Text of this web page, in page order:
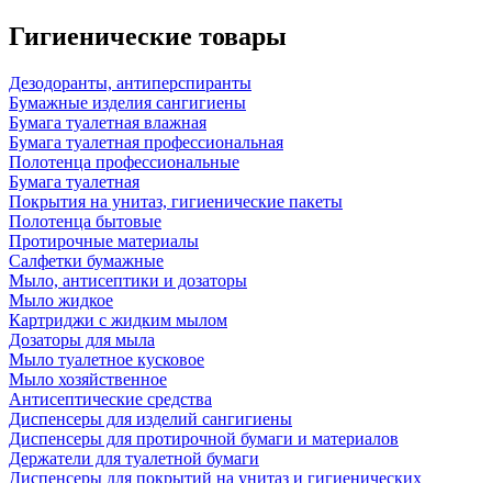
Гигиенические товары
Дезодоранты, антиперспиранты
Бумажные изделия сангигиены
Бумага туалетная влажная
Бумага туалетная профессиональная
Полотенца профессиональные
Бумага туалетная
Покрытия на унитаз, гигиенические пакеты
Полотенца бытовые
Протирочные материалы
Салфетки бумажные
Мыло, антисептики и дозаторы
Мыло жидкое
Картриджи с жидким мылом
Дозаторы для мыла
Мыло туалетное кусковое
Мыло хозяйственное
Антисептические средства
Диспенсеры для изделий сангигиены
Диспенсеры для протирочной бумаги и материалов
Держатели для туалетной бумаги
Диспенсеры для покрытий на унитаз и гигиенических